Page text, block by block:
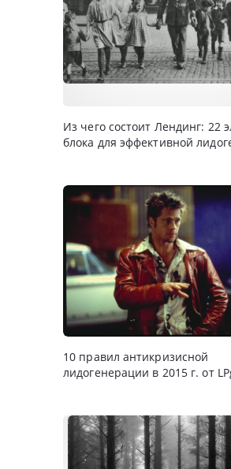
Из чего состоит Лендинг: 22
блока для эффективной
10 правил антикризисной
лидогенерации в 2015 г. от